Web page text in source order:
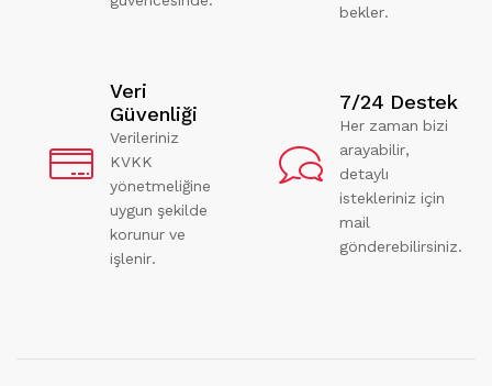
bekler.
Veri
Güvenliği
Verileriniz
KVKK
yönetmeliğine
uygun şekilde
korunur ve
işlenir.
7/24 Destek
Her zaman bizi
arayabilir,
detaylı
istekleriniz için
mail
gönderebilirsiniz.